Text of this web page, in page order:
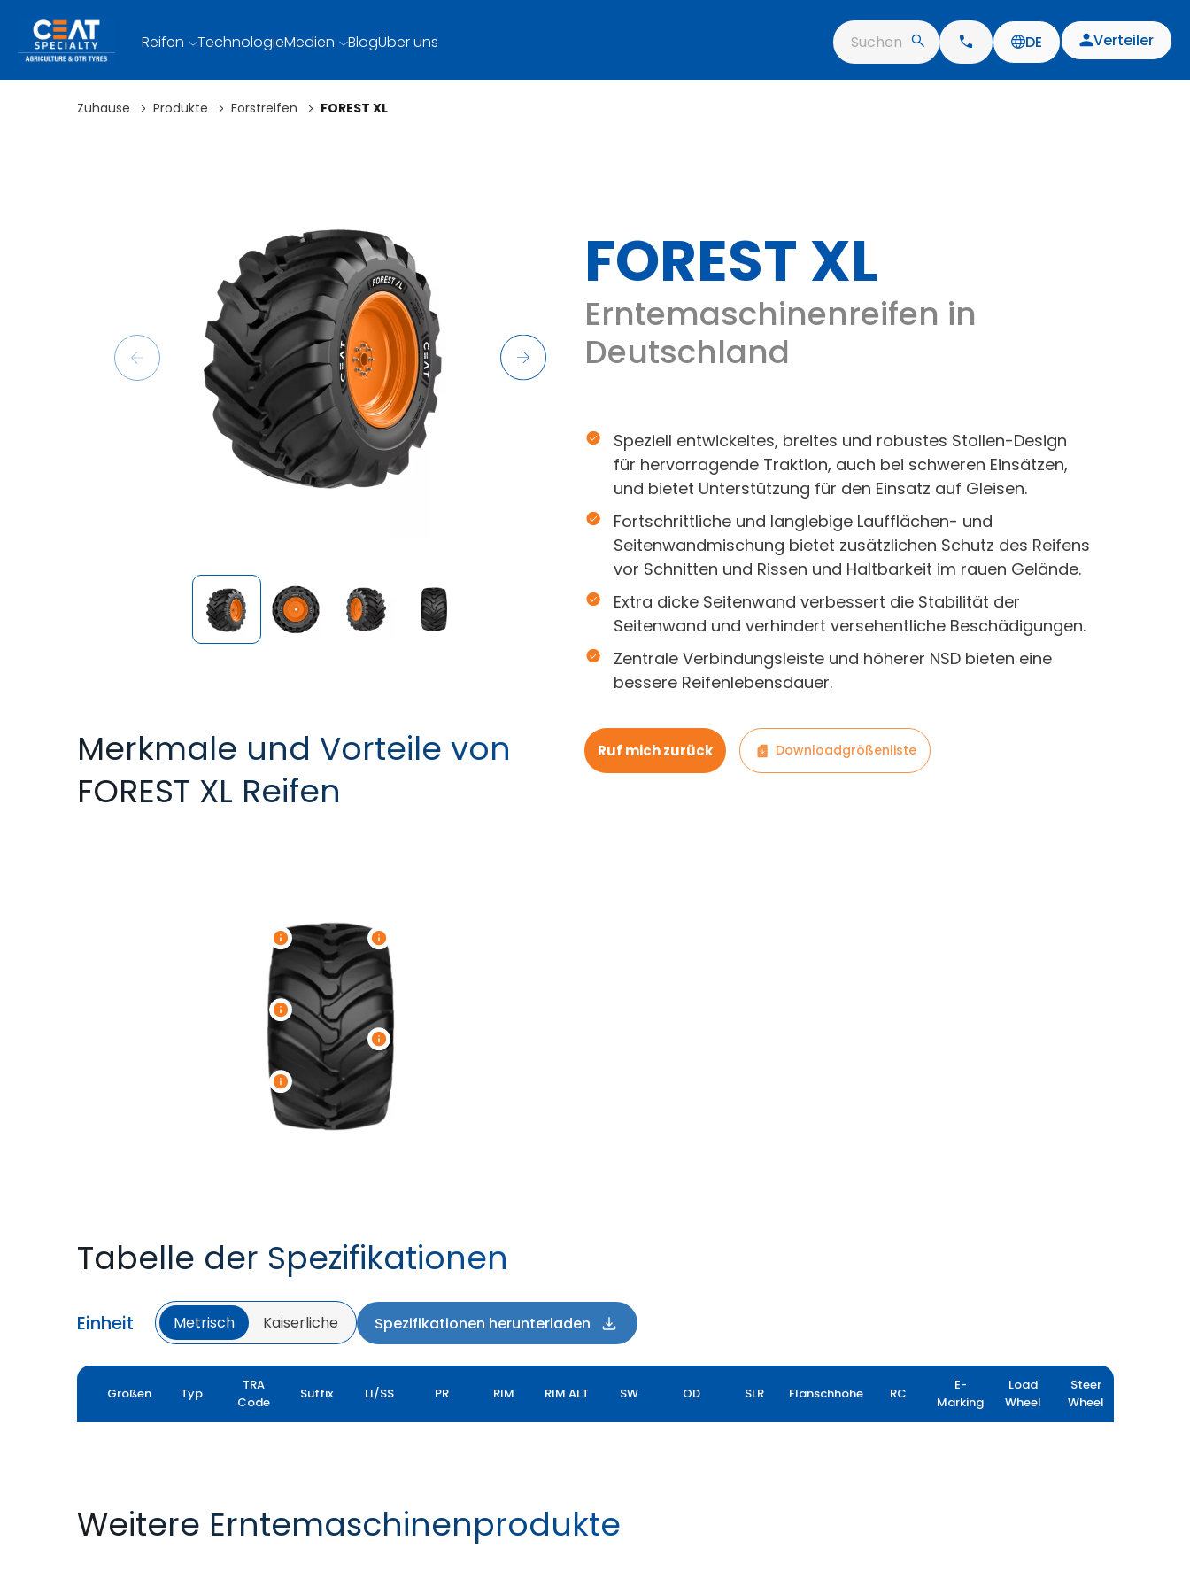
Reifen TechnologieMedien BlogÜber uns Suchen DE Verteiler
Zuhause Produkte Forstreifen FOREST XL
Merkmale und Vorteile von
FOREST XL Reifen
FOREST XL
Erntemaschinenreifen in
Deutschland
Speziell entwickeltes, breites und robustes Stollen-Design
für hervorragende Traktion, auch bei schweren Einsätzen,
und bietet Unterstützung für den Einsatz auf Gleisen.
Fortschrittliche und langlebige Laufflächen- und
Seitenwandmischung bietet zusätzlichen Schutz des Reifens
vor Schnitten und Rissen und Haltbarkeit im rauen Gelände.
Extra dicke Seitenwand verbessert die Stabilität der
Seitenwand und verhindert versehentliche Beschädigungen.
Zentrale Verbindungsleiste und höherer NSD bieten eine
bessere Reifenlebensdauer.
Ruf mich zurück Downloadgrößenliste
Tabelle der Spezifikationen
Einheit Metrisch Kaiserliche Spezifikationen herunterladen
Größen Typ
TRA
Code
Suffix LI/SS PR RIM RIM ALT SW OD SLR Flanschhöhe RC
E-
Marking
Load
Wheel
Steer
Wheel
Weitere Erntemaschinenprodukte